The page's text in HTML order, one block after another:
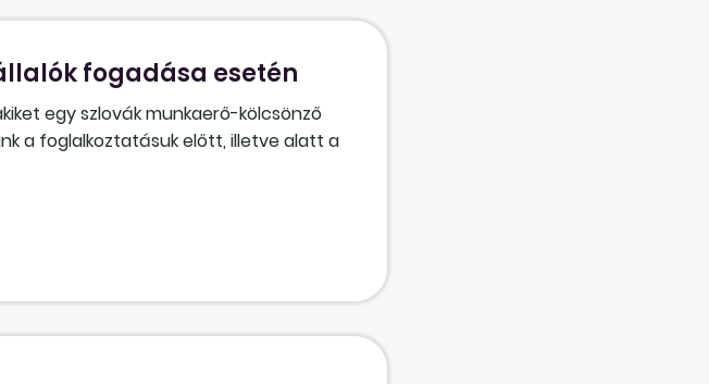
fogadása esetén
egy szlovák munkaerő-kölcsönző
a foglalkoztatásuk előtt, illetve alatt a